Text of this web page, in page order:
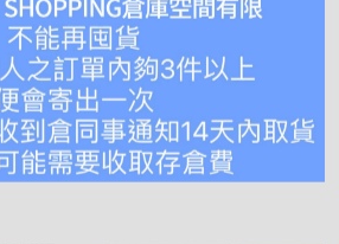
PO149 背心 25/7
HKD $258.00
HKD $198.00
加入購物車